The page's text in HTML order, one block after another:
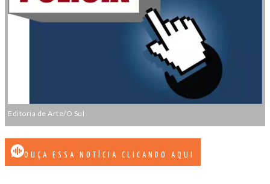
Editoria de Arte/O Sul
OUÇA ESSA NOTÍCIA CLICANDO AQUI